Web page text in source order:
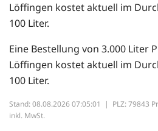
Löffingen kostet aktuell im
100 Liter.
Eine Bestellung von 3.000 Liter
Löffingen kostet aktuell im
100 Liter.
Stand: 08.08.2026 07:05:01 | PLZ: 79843
inkl. MwSt.